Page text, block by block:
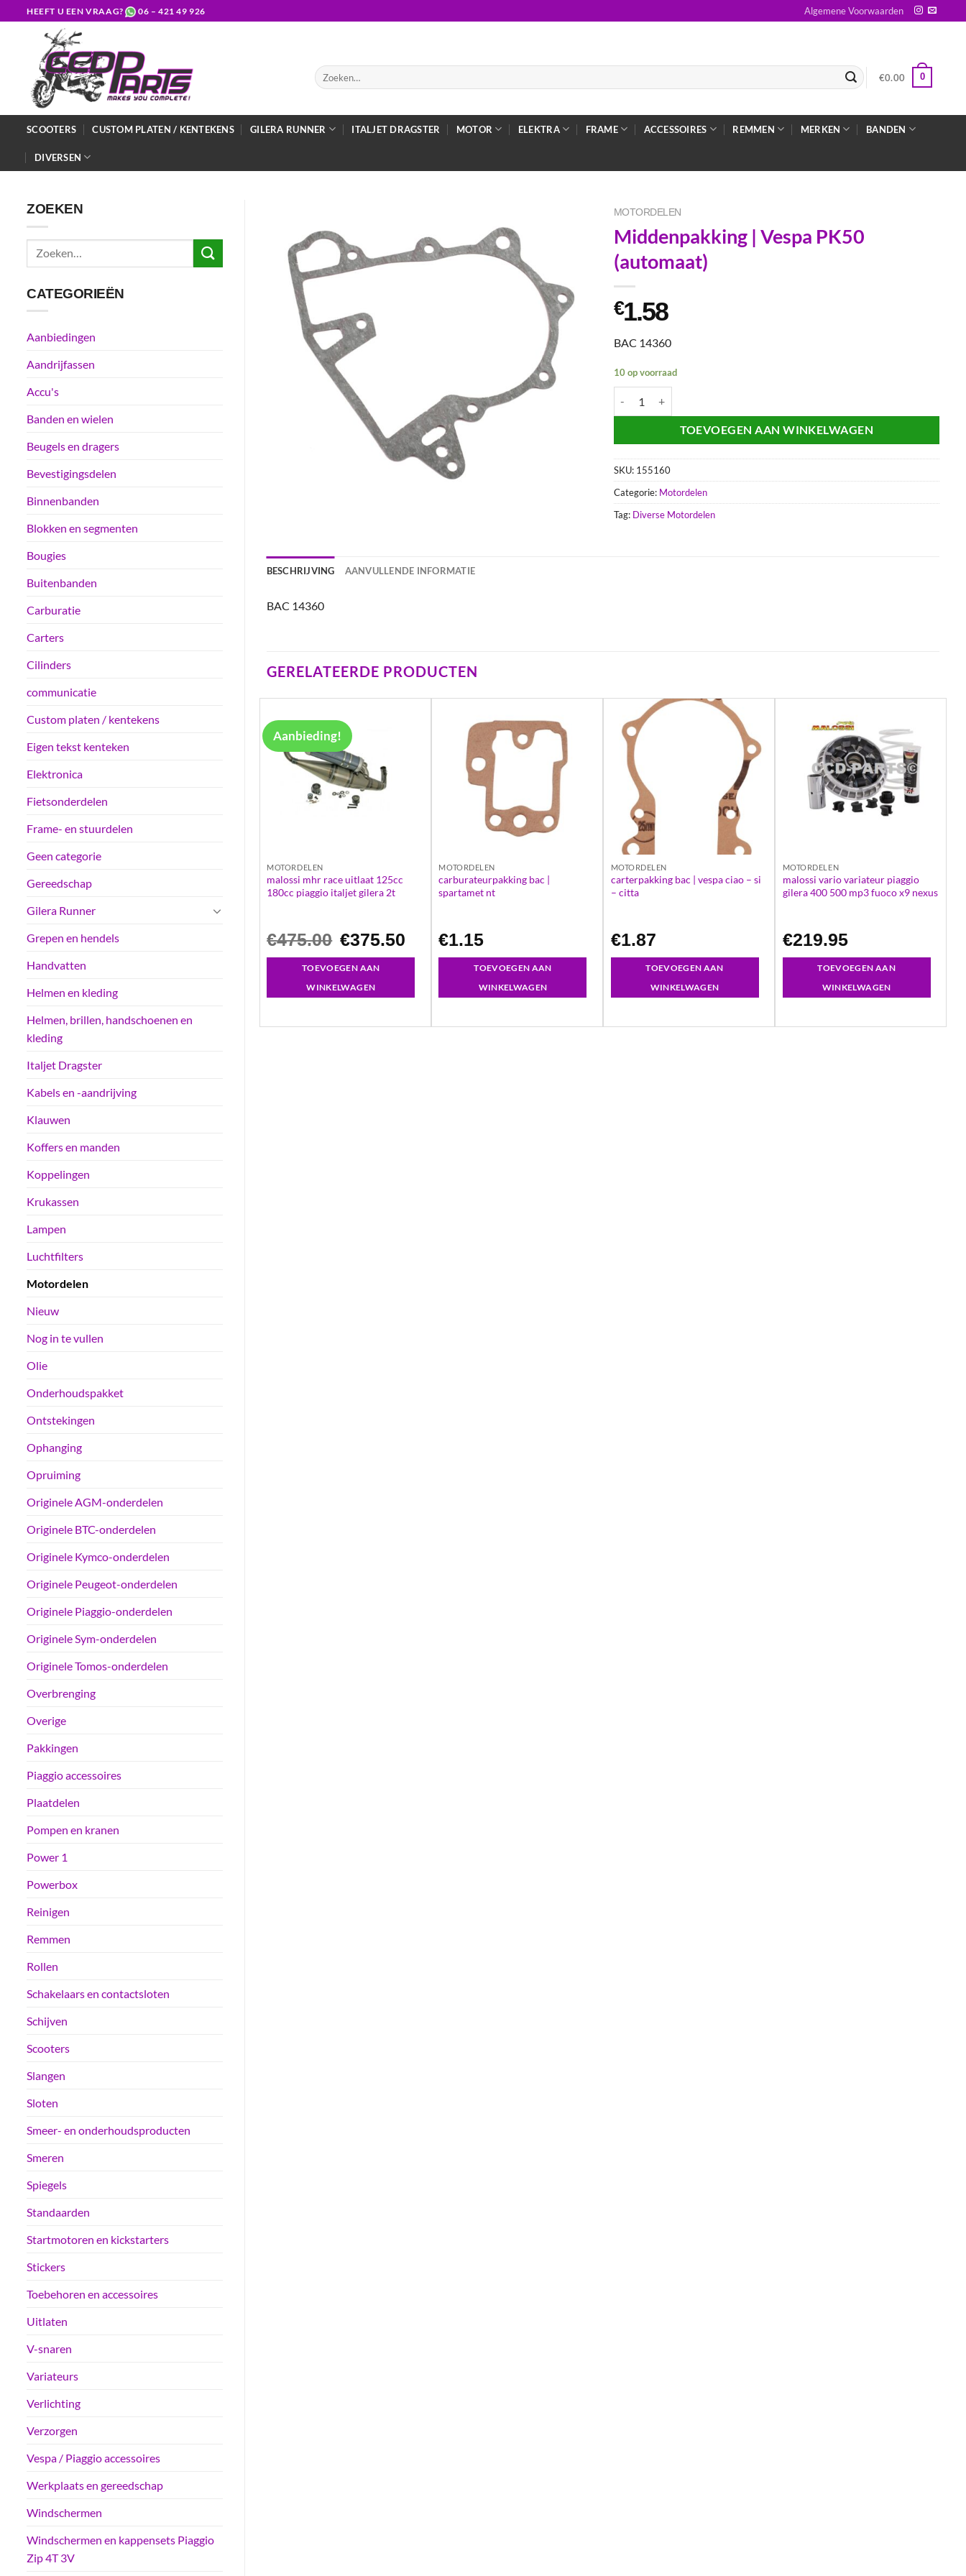
naar
HEEFT U EEN VRAAG? 06 – 421 49 926 Algemene Voorwaarden
Zoeken
naar:
€0.00 0
SCOOTERS CUSTOM PLATEN / KENTEKENS GILERA RUNNER ITALJET DRAGSTER MOTOR ELEKTRA FRAME ACCESSOIRES REMMEN MERKEN BANDEN
DIVERSEN
ZOEKEN
Zoeken
CATEGORIEËN
Aanbiedingen
Aandrijfassen
Accu's
Banden en wielen
Beugels en dragers
Bevestigingsdelen
Binnenbanden
Blokken en segmenten
Bougies
Buitenbanden
Carburatie
Carters
Cilinders
communicatie
Custom platen / kentekens
Eigen tekst kenteken
Elektronica
Fietsonderdelen
Frame- en stuurdelen
Geen categorie
Gereedschap
Gilera Runner
Grepen en hendels
Handvatten
Helmen en kleding
Helmen, brillen, handschoenen en
kleding
Italjet Dragster
Kabels en -aandrijving
Klauwen
Koffers en manden
Koppelingen
Krukassen
Lampen
Luchtfilters
Motordelen
Nieuw
Nog in te vullen
Olie
Onderhoudspakket
Ontstekingen
Ophanging
Opruiming
Originele AGM-onderdelen
Originele BTC-onderdelen
Originele Kymco-onderdelen
Originele Peugeot-onderdelen
Originele Piaggio-onderdelen
Originele Sym-onderdelen
Originele Tomos-onderdelen
Overbrenging
Overige
Pakkingen
Piaggio accessoires
Plaatdelen
Pompen en kranen
Power 1
Powerbox
Reinigen
Remmen
Rollen
Schakelaars en contactsloten
Schijven
Scooters
Slangen
Sloten
Smeer- en onderhoudsproducten
Smeren
Spiegels
Standaarden
Startmotoren en kickstarters
Stickers
Toebehoren en accessoires
Uitlaten
V-snaren
Variateurs
Verlichting
Verzorgen
Vespa / Piaggio accessoires
Werkplaats en gereedschap
Windschermen
Windschermen en kappensets Piaggio
Zip 4T 3V
MOTORDELEN
Middenpakking | Vespa PK50
(automaat)
€1.58
BAC 14360
10 op voorraad
TOEVOEGEN AAN WINKELWAGEN
SKU: 155160
Categorie: Motordelen
Tag: Diverse Motordelen
BESCHRIJVING AANVULLENDE INFORMATIE
BAC 14360
GERELATEERDE PRODUCTEN
Aanbieding!
MOTORDELEN
malossi mhr race uitlaat 125cc
180cc piaggio italjet gilera 2t
€475.00
Oorspronkelijke
prijs
was:
€475.00.
€375.50Huidige
prijs
is:
TOEVOEGEN AAN
WINKELWAGEN
MOTORDELEN
carburateurpakking bac |
spartamet nt
€1.15
TOEVOEGEN AAN
WINKELWAGEN
MOTORDELEN
carterpakking bac | vespa ciao – si
– citta
€1.87
TOEVOEGEN AAN
WINKELWAGEN
MOTORDELEN
malossi vario variateur piaggio
gilera 400 500 mp3 fuoco x9 nexus
€219.95
TOEVOEGEN AAN
WINKELWAGEN
3.8 minarelli
AAN
€1.40